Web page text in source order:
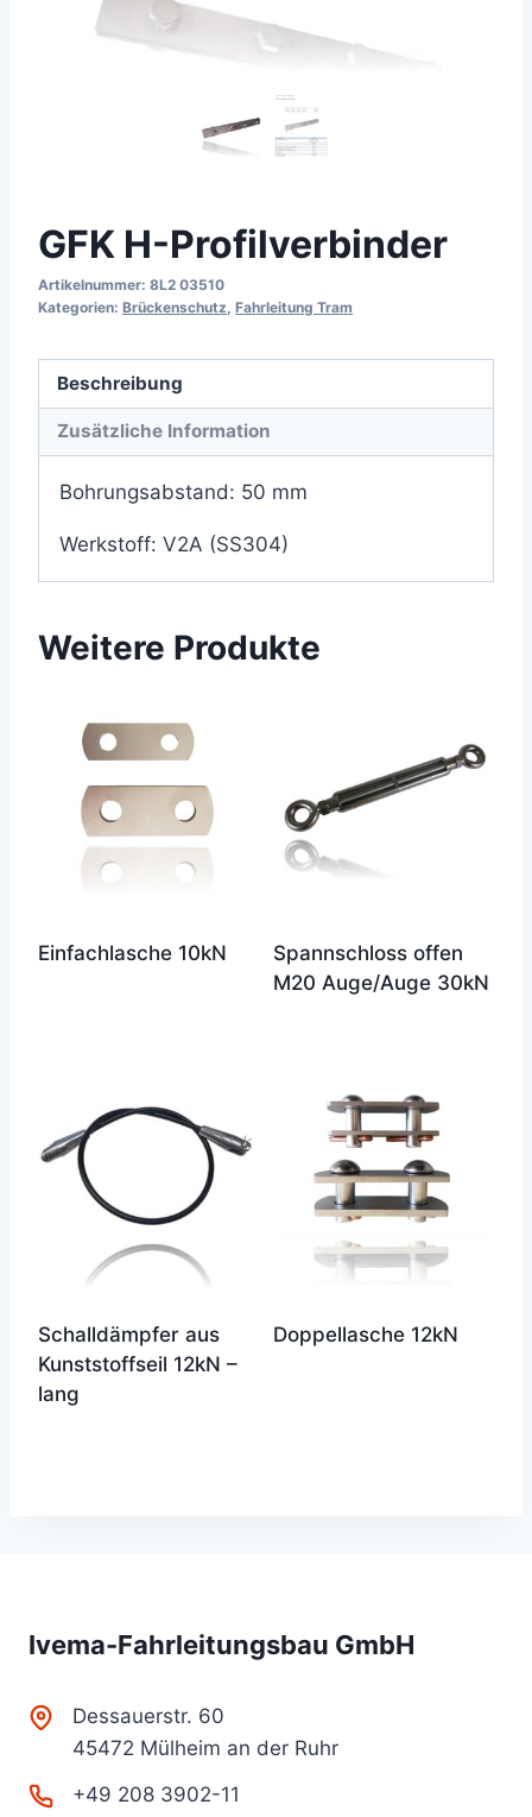
GFK H-Profilverbinder
Artikelnummer: 8L2 03510
Kategorien: Brückenschutz, Fahrleitung Tram
Beschreibung
Zusätzliche Information
Bohrungsabstand: 50 mm
Werkstoff: V2A (SS304)
Weitere Produkte
Einfachlasche 10kN
Spannschloss offen
M20 Auge/Auge 30kN
Schalldämpfer aus
Kunststoffseil 12kN –
lang
Doppellasche 12kN
Ivema-Fahrleitungsbau GmbH
Dessauerstr. 60
45472 Mülheim an der Ruhr
+49 208 3902-11